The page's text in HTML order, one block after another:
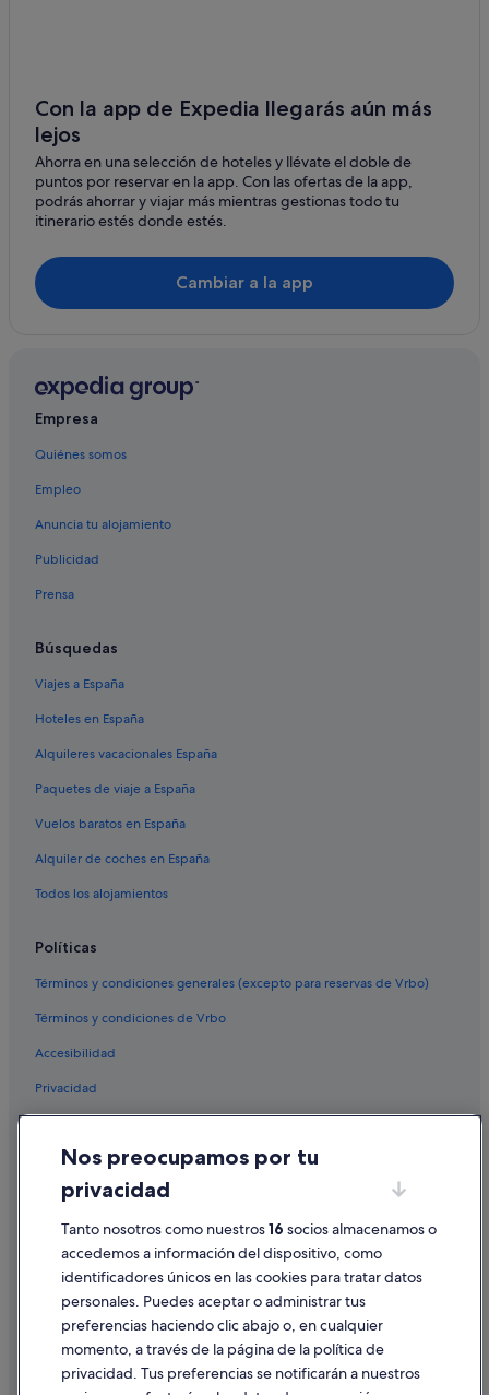
Henderson
Hesperia
Lenwood
Peach Springs
Laughlin
Lone Pine
Valle de la Muerte
Caliente
Con la app de Expedia llegarás aún más
lejos
Ahorra en una selección de hoteles y llévate el doble de
puntos por reservar en la app. Con las ofertas de la app,
podrás ahorrar y viajar más mientras gestionas todo tu
itinerario estés donde estés.
Cambiar a la app
Empresa
Quiénes somos
Empleo
Anuncia tu alojamiento
Publicidad
Prensa
Búsquedas
Viajes a España
Hoteles en España
Alquileres vacacionales España
Paquetes de viaje a España
Vuelos baratos en España
Alquiler de coches en España
Todos los alojamientos
Políticas
Términos y condiciones generales (excepto para reservas de Vrbo)
Términos y condiciones de Vrbo
Accesibilidad
Privacidad
Condiciones de uso
Información legal/contacto
Pautas sobre el contenido y cómo denunciar contenido
Ayuda
Cancelar un vuelo
Cancelar una reserva de hotel o de un alquiler vacacional
Nos preocupamos por tu
privacidad
Tanto nosotros como nuestros16 socios almacenamos o
accedemos a información del dispositivo, como
identificadores únicos en las cookies para tratar datos
personales. Puedes aceptar o administrar tus
preferencias haciendo clic abajo o, en cualquier
momento, a través de la página de la política de
privacidad. Tus preferencias se notificarán a nuestros